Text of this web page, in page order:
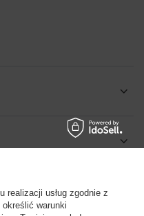
realizacji usług zgodnie z
warunki